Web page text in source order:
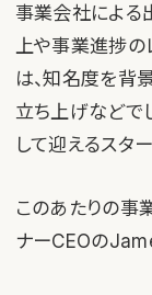
事業会社による
上や事業進捗
は、知名度を背
立ち上げなどで
して迎えるスタ
このあたりの事
ナーCEOの